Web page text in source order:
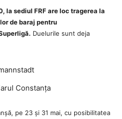
la sediul FRF are loc tragerea la
de baraj pentru
Duelurile sunt deja
Constanța
pe 23 și 31 mai, cu posibilitatea